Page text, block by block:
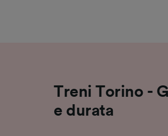
Treni Torino -
e durata